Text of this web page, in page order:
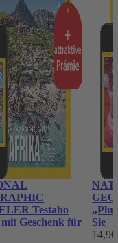
Testabo
mit Geschenk für
Sie